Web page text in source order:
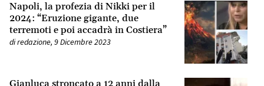
Napoli, la profezia di Nikki per il
2024: “Eruzione gigante, due
terremoti e poi accadrà in Costiera”
diredazione, 9 Dicembre 2023